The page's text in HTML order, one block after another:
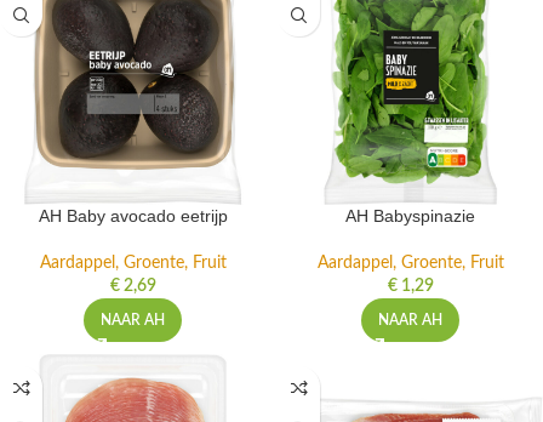
AH Baby avocado eetrijp
Aardappel, Groente, Fruit
€2,69
NAAR AH
AH Babyspinazie
Aardappel, Groente, Fruit
€1,29
NAAR AH